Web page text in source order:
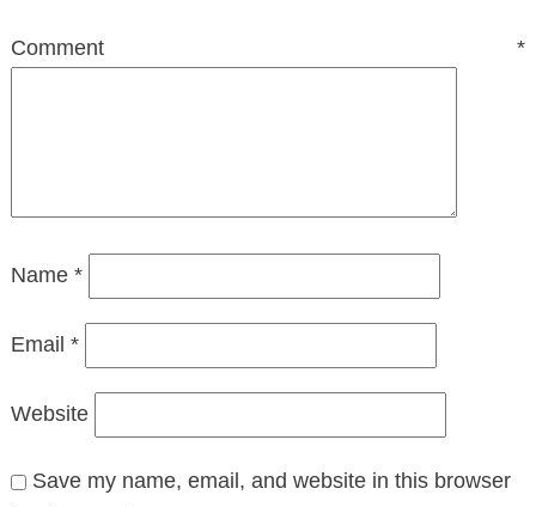
Comment*
Name *
Email *
Website
Save my name, email, and website in this browser